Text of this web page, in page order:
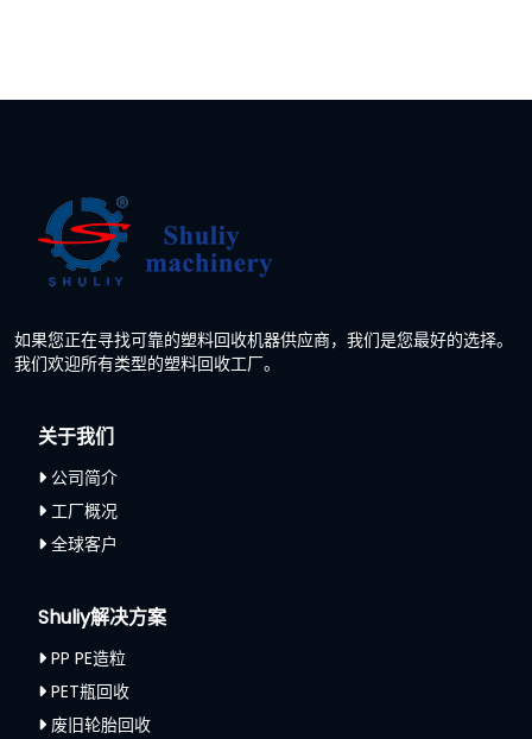
如果您正在寻找可靠的塑料回收机器供应商，我们是您最好的选择。
我们欢迎所有类型的塑料回收工厂。
关于我们
公司简介
工厂概况
全球客户
Shuliy解决方案
PP PE造粒
PET瓶回收
废旧轮胎回收